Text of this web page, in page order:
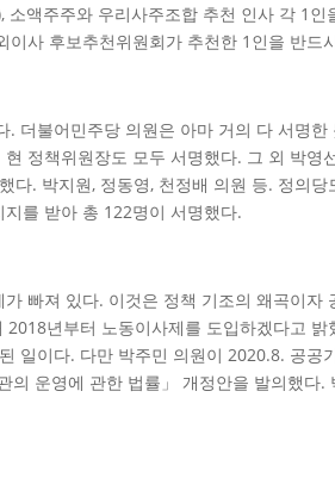
액주주와 우리사주조합 추천 인사 각 1
사 후보추천위원회가 추천한 1인을 반드
더불어민주당 의원은 아마 거의 다 서명
정책위원장도 모두 서명했다. 그 외 박
다. 박지원, 정동영, 천정배 의원 등. 정의
를 받아 총 122명이 서명했다.
빠져 있다. 이것은 정책 기조의 왜곡이
년부터 노동이사제를 도입하겠다고
일이다. 다만 박주민 의원이 2020.8. 공
운영에 관한 법률」 개정안을 발의했